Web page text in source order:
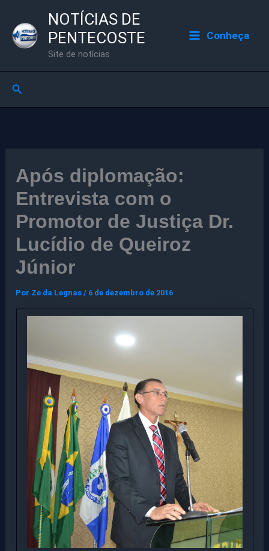
para
NOTÍCIAS DE
PENTECOSTE
Site de notícias
Conheça
Pesquisar
Após diplomação:
Entrevista com o
Promotor de Justiça Dr.
Lucídio de Queiroz
Júnior
Por Ze da Legnas/ 6 de dezembro de 2016